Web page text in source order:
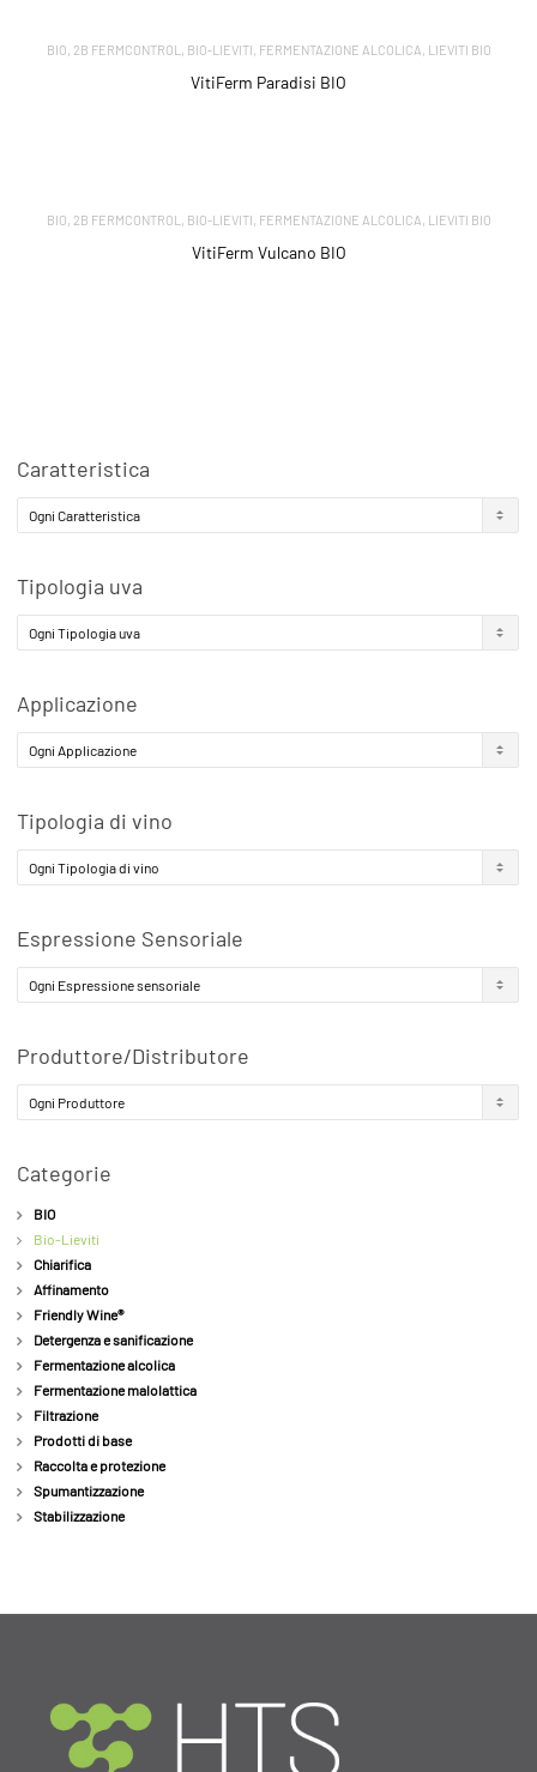
BIO 2B FERMCONTROL BIO-LIEVITI FERMENTAZIONE ALCOLICA LIEVITI BIO
VitiFerm Paradisi BIO
BIO, 2B FERMCONTROL , BIO-LIEVITI, FERMENTAZIONE ALCOLICA, LIEVITI BIO
VitiFerm Vulcano BIO
Caratteristica
Tipologia uva
Applicazione
Tipologia di vino
Espressione Sensoriale
Produttore/Distributore
Categorie
BIO
Bio-Lieviti
Chiarifica
Affinamento
Friendly Wine®
Detergenza e sanificazione
Fermentazione alcolica
Fermentazione malolattica
Filtrazione
Prodotti di base
Raccolta e protezione
Spumantizzazione
Stabilizzazione